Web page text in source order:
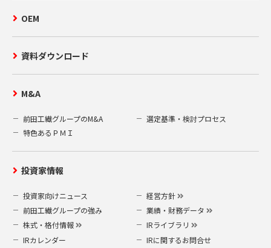
OEM
資料ダウンロード
M&A
前田工繊グループのM&A
選定基準・検討プロセス
特色あるＰＭＩ
投資家情報
投資家向けニュース
経営方針
前田工繊グループの強み
業績・財務データ
株式・格付情報
IRライブラリ
IRカレンダー
IRに関するお問合せ